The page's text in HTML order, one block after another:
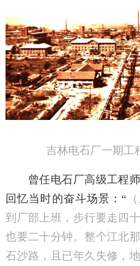
吉林电石厂一期工
曾任电石厂高级工程师
回忆当时的奋斗场景：“
到厂部上班，步行要走四
也要二十分钟。整个江北
石沙路，且已年久失修，